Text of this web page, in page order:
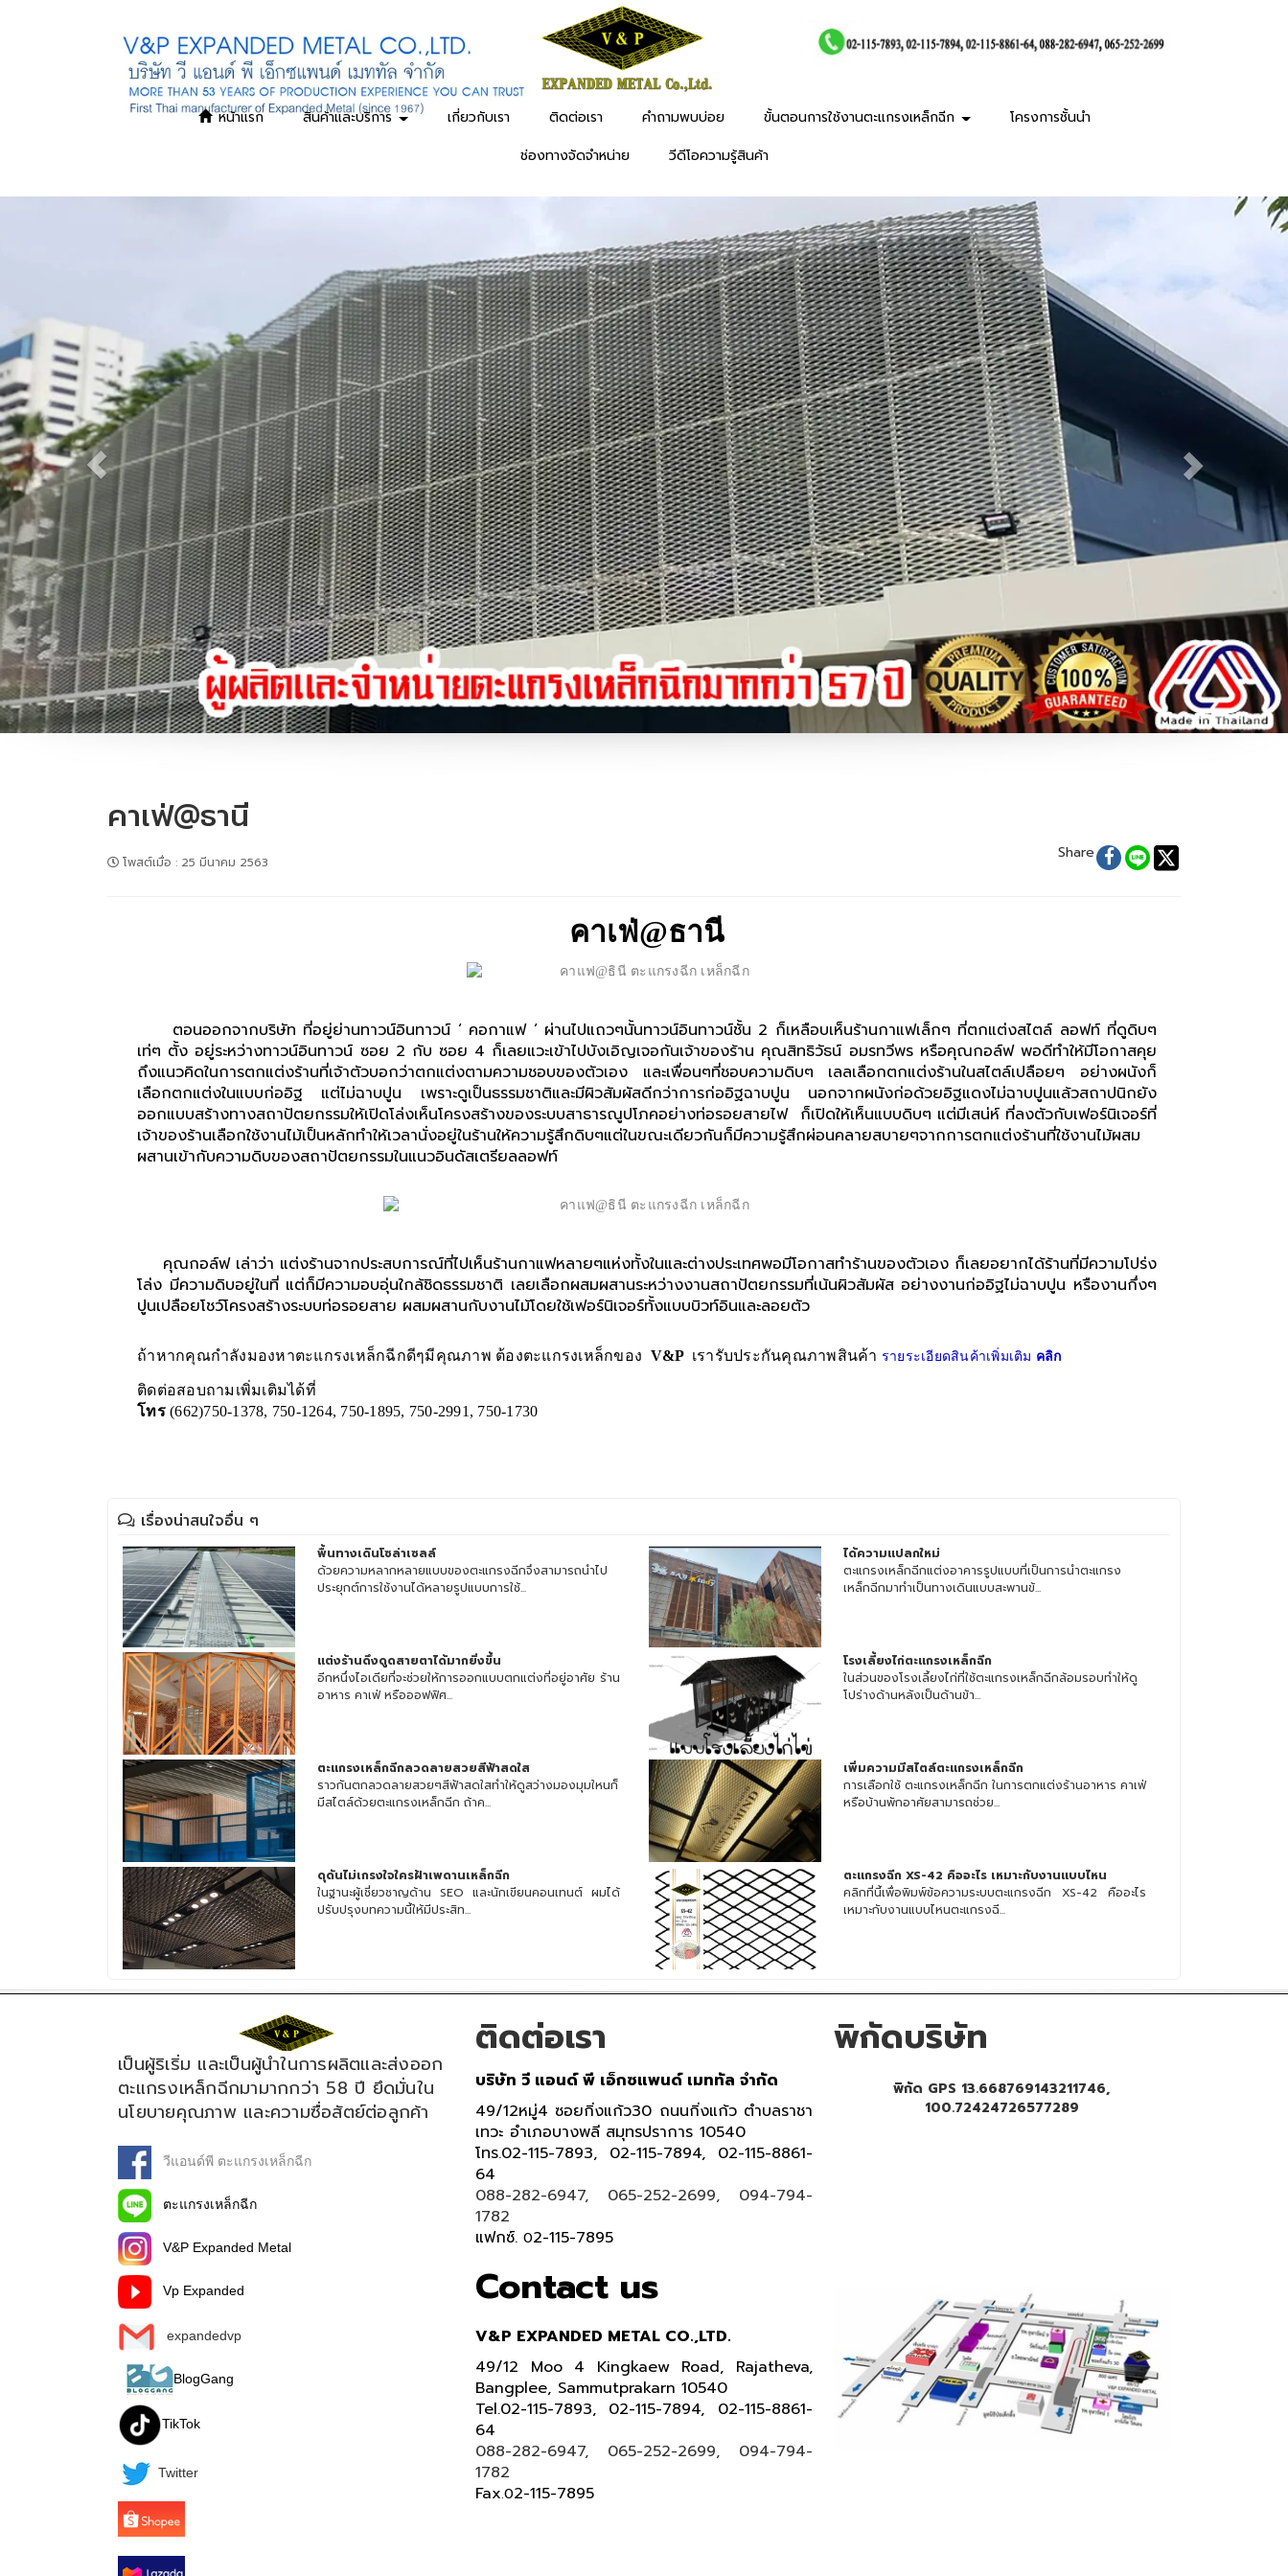
หน้าแรก สินค้าและบริการ เกี่ยวกับเรา ติดต่อเรา คำถามพบบ่อย ขั้นตอนการใช้งานตะแกรงเหล็กฉีก
โครงการชั้นนำ
ช่องทางจัดจำหน่าย
วีดีโอความรู้สินค้า
คาเฟ่@ธานี
โพสต์เมื่อ : 25 มีนาคม 2563 Share
คาเฟ่@ธานี
ตอนออกจากบริษัท ที่อยู่ย่านทาวน์อินทาวน์ ‘ คอกาแฟ ‘ ผ่านไปแถวๆนั้นทาวน์อินทาวน์ชั้น 2 ก็เหลือบเห็นร้านกาแฟเล็กๆ ที่ตกแต่งสไตล์ ลอฟท์ ที่ดูดิบๆ
เท่ๆ ตั้ง อยู่ระหว่างทาวน์อินทาวน์ ซอย 2 กับ ซอย 4 ก็เลยแวะเข้าไปบังเอิญเจอกันเจ้าของร้าน คุณสิทธิวัธน์ อมรทวีพร หรือคุณกอล์ฟ พอดีทำให้มีโอกาสคุย
ถึงแนวคิดในการตกแต่งร้านที่เจ้าตัวบอกว่าตกแต่งตามความชอบของตัวเอง และเพื่อนๆที่ชอบความดิบๆ เลลเลือกตกแต่งร้านในสไตล์เปลือยๆ อย่างผนังก็
เลือกตกแต่งในแบบก่ออิฐ แต่ไม่ฉาบปูน เพราะดูเป็นธรรมชาติและมีผิวสัมผัสดีกว่าการก่ออิฐฉาบปูน นอกจากผนังก่อด้วยอิฐแดงไม่ฉาบปูนแล้วสถาปนิกยัง
ออกแบบสร้างทางสถาปัตยกรรมให้เปิดโล่งเห็นโครงสร้างของระบบสาธารณูปโภคอย่างท่อรอยสายไฟ ก็เปิดให้เห็นแบบดิบๆ แต่มีเสน่ห์ ที่ลงตัวกับเฟอร์นิเจอร์ที่
เจ้าของร้านเลือกใช้งานไม้เป็นหลักทำให้เวลานั่งอยู่ในร้านให้ความรู้สึกดิบๆแต่ในขณะเดียวกันก็มีความรู้สึกผ่อนคลายสบายๆจากการตกแต่งร้านที่ใช้งานไม้ผสม
ผสานเข้ากับความดิบของสถาปัตยกรรมในแนวอินดัสเตรียลลอฟท์
คุณกอล์ฟ เล่าว่า แต่งร้านจากประสบการณ์ที่ไปเห็นร้านกาแฟหลายๆแห่งทั้งในและต่างประเทศพอมีโอกาสทำร้านของตัวเอง ก็เลยอยากได้ร้านที่มีความโปร่ง
โล่ง มีความดิบอยู่ในที่ แต่ก็มีความอบอุ่นใกล้ชิดธรรมชาติ เลยเลือกผสมผสานระหว่างงานสถาปัตยกรรมที่เน้นผิวสัมผัส อย่างงานก่ออิฐไม่ฉาบปูน หรืองานกึ่งๆ
ปูนเปลือยโชว์โครงสร้างระบบท่อรอยสาย ผสมผสานกับงานไม้โดยใช้เฟอร์นิเจอร์ทั้งแบบบิวท์อินและลอยตัว
ถ้าหากคุณกำลังมองหาตะแกรงเหล็กฉีกดีๆมีคุณภาพ ต้องตะแกรงเหล็กของ V&P เรารับประกันคุณภาพสินค้า รายระเอียดสินค้าเพิ่มเติม คลิก
ติดต่อสอบถามเพิ่มเติมได้ที่
โทร(662)750-1378, 750-1264, 750-1895, 750-2991, 750-1730
เรื่องน่าสนใจอื่น ๆ
พื้นทางเดินโซล่าเซลล์
ด้วยความหลากหลายแบบของตะแกรงฉีกจึงสามารถนำไป
ประยุกต์การใช้งานได้หลายรูปแบบการใช้...
ได้ความแปลกใหม่
ตะแกรงเหล็กฉีกแต่งอาคารรูปแบบที่เป็นการนำตะแกรง
เหล็กฉีกมาทำเป็นทางเดินแบบสะพานข้...
แต่งร้านดึงดูดสายตาได้มากยิ่งขึ้น
อีกหนึ่งไอเดียที่จะช่วยให้การออกแบบตกแต่งที่อยู่อาศัย ร้าน
อาหาร คาเฟ่ หรือออฟฟิศ...
โรงเลี้ยงไก่ตะแกรงเหล็กฉีก
ในส่วนของโรงเลี้ยงไก่ที่ใช้ตะแกรงเหล็กฉีกล้อมรอบทำให้ดู
โปร่างด้านหลังเป็นด้านข้า...
ตะแกรงเหล็กฉีกลวดลายสวยสีฟ้าสดใส
ราวกันตกลวดลายสวยๆสีฟ้าสดใสทำให้ดูสว่างมองมุมใหนก็
มีสไตล์ด้วยตะแกรงเหล็กฉีก ถ้าค...
เพิ่มความมีสไตล์ตะแกรงเหล็กฉีก
การเลือกใช้ ตะแกรงเหล็กฉีก ในการตกแต่งร้านอาหาร คาเฟ่
หรือบ้านพักอาศัยสามารถช่วย...
ดุดันไม่เกรงใจใครฝ้าเพดานเหล็กฉีก
ในฐานะผู้เชี่ยวชาญด้าน SEO และนักเขียนคอนเทนต์ ผมได้
ปรับปรุงบทความนี้ให้มีประสิท...
ตะแกรงฉีก XS-42 คืออะไร เหมาะกับงานแบบไหน
คลิกที่นี้เพื่อพิมพ์ข้อความระบบตะแกรงฉีก XS-42 คืออะไร
เหมาะกับงานแบบไหนตะแกรงฉี...
เป็นผู้ริเริ่ม และเป็นผู้นำในการผลิตและส่งออก
ตะแกรงเหล็กฉีกมามากกว่า 58 ปี ยึดมั่นใน
นโยบายคุณภาพ และความซื่อสัตย์ต่อลูกค้า
วีแอนด์พี ตะแกรงเหล็กฉีก
ตะแกรงเหล็กฉีก
V&P Expanded Metal
Vp Expanded
expandedvp
BlogGang
TikTok
Twitter
ติดต่อเรา
บริษัท วี แอนด์ พี เอ็กซแพนด์ เมททัล จำกัด
49/12หมู่4 ซอยกิ่งแก้ว30 ถนนกิ่งแก้ว ตำบลราชา
เทวะ อำเภอบางพลี สมุทรปราการ 10540
โทร.02-115-7893, 02-115-7894, 02-115-8861-
64
088-282-6947, 065-252-2699, 094-794-
1782
แฟกซ์.02-115-7895
Contact us
V&P EXPANDED METAL CO.,LTD.
49/12 Moo 4 Kingkaew Road, Rajatheva,
Bangplee, Sammutprakarn 10540
Tel.02-115-7893, 02-115-7894, 02-115-8861-
64
088-282-6947, 065-252-2699, 094-794-
1782
Fax.02-115-7895
พิกัดบริษัท
พิกัด GPS 13.668769143211746,
100.72424726577289